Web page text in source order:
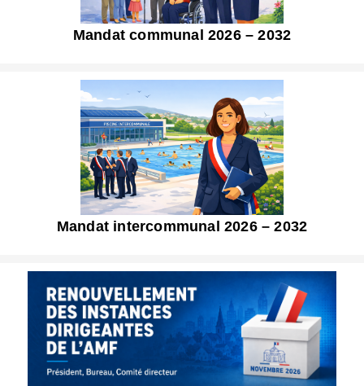
Mandat communal 2026 – 2032
Mandat intercommunal 2026 – 2032